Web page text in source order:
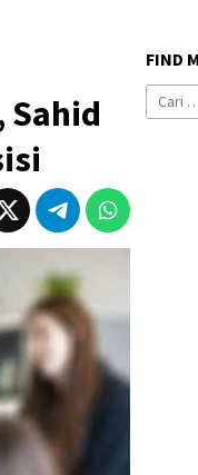
Sahid
FIND
Cari
untuk: